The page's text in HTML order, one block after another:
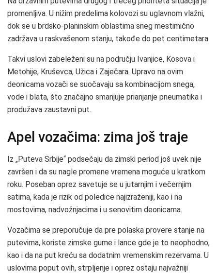
promenljiva. U nižim predelima kolovozi su uglavnom vlažni,
dok se u brdsko-planinskim oblastima sneg mestimično
zadržava u raskvašenom stanju, takođe do pet centimetara.
Takvi uslovi zabeleženi su na području Ivanjice, Kosova i
Metohije, Kruševca, Užica i Zaječara. Upravo na ovim
deonicama vozači se suočavaju sa kombinacijom snega,
vode i blata, što značajno smanjuje prianjanje pneumatika i
produžava zaustavni put.
Apel vozačima: zima još traje
Iz „Puteva Srbije“ podsećaju da zimski period još uvek nije
završen i da su nagle promene vremena moguće u kratkom
roku. Poseban oprez savetuje se u jutarnjim i večernjim
satima, kada je rizik od poledice najizraženiji, kao i na
mostovima, nadvožnjacima i u senovitim deonicama.
Vozačima se preporučuje da pre polaska provere stanje na
putevima, koriste zimske gume i lance gde je to neophodno,
kao i da na put kreću sa dodatnim vremenskim rezervama. U
uslovima poput ovih, strpljenje i oprez ostaju najvažniji